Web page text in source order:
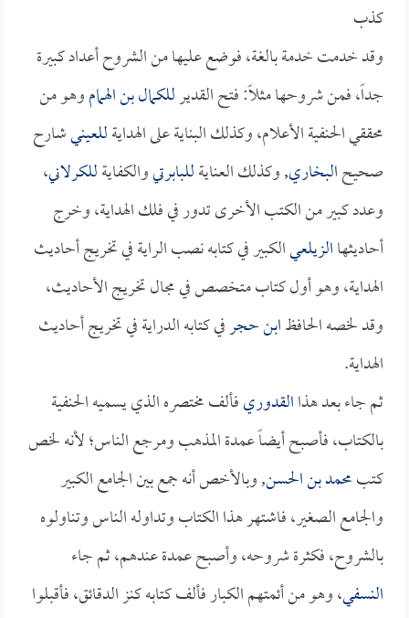
كذب
وقد خدمت خدمة بالغة، فوضع عليها من الشروح أعداد كبيرة
جداً، فمن شروحها مثلاً: فتح القديرللكمال بن الهماموهو من
محققي الحنفية الأعلام، وكذلك البناية على الهدايةللعينيشارح
صحيحالبخاري, وكذلك العنايةللبابرتيوالكفايةللكرلاني،
وعدد كبير من الكتب الأخرى تدور في فلك الهداية، وخرج
أحاديثهاالزيلعيالكبير في كتابه نصب الراية في تخريج أحاديث
الهداية، وهو أول كتاب متخصص في مجال تخريج الأحاديث،
وقد لخصه الحافظابن حجرفي كتابه الدراية في تخريج أحاديث
الهداية.
ثم جاء بعد هذاالقدوريفألف مختصره الذي يسميه الحنفية
بالكتاب، فأصبح أيضاً عمدة المذهب ومرجع الناس؛ لأنه لخص
كتبمحمد بن الحسن, وبالأخص أنه جمع بين الجامع الكبير
والجامع الصغير، فاشتهر هذا الكتاب وتداوله الناس وتناولوه
بالشروح، فكثرة شروحه، وأصبح عمدة عندهم، ثم جاء
النسفي، وهو من أئمتهم الكبار فألف كتابه كنز الدقائق، فأقبلوا